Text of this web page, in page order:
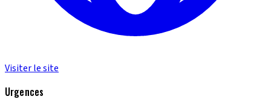
Visiter le site
Urgences